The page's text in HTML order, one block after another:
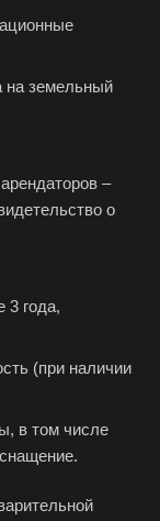
на земельный
–
о
3 года,
(при наличии
в том числе